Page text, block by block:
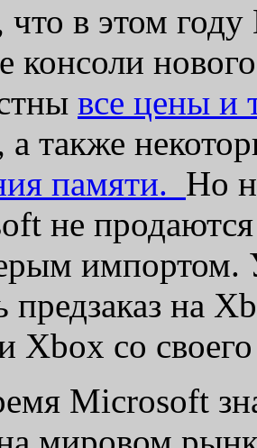
в этом
консоли
все цены и
а также
памяти. Но
не
предзаказ на
Xbox со
Microsoft